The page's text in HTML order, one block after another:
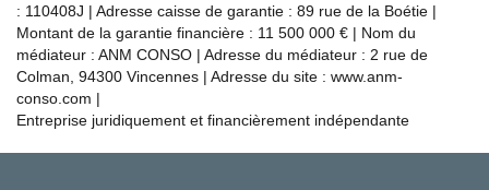
: 110408J | Adresse caisse de garantie : 89 rue de la Boétie |
Montant de la garantie financière : 11 500 000 € | Nom du
médiateur : ANM CONSO | Adresse du médiateur : 2 rue de
Colman, 94300 Vincennes | Adresse du site : www.anm-
conso.com |
Entreprise juridiquement et financièrement indépendante